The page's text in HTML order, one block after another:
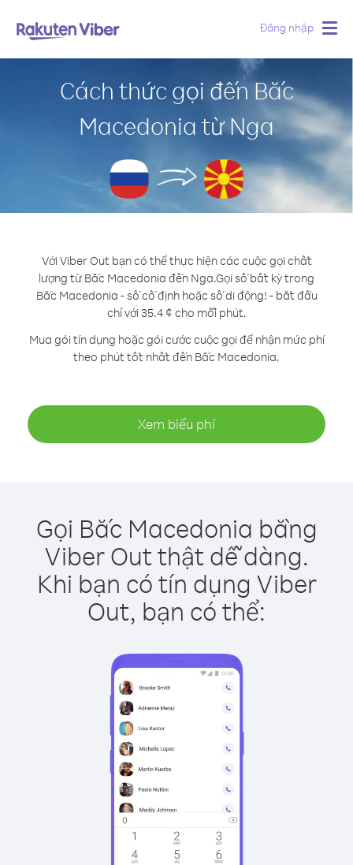
Đăng nhập
Cách thức gọi đến Bắc
Macedonia từ Nga
Với Viber Out bạn có thể thực hiện các cuộc gọi chất
lượng từ Bắc Macedonia đến Nga.Gọi số bất kỳ trong
Bắc Macedonia - số cố định hoặc số di động! - bắt đầu
chỉ với 35.4 ¢ cho mỗi phút.
Mua gói tín dụng hoặc gói cước cuộc gọi để nhận mức phí
theo phút tốt nhất đến Bắc Macedonia.
Xem biểu phí
Gọi Bắc Macedonia bằng
Viber Out thật dễ dàng.
Khi bạn có tín dụng Viber
Out, bạn có thể: